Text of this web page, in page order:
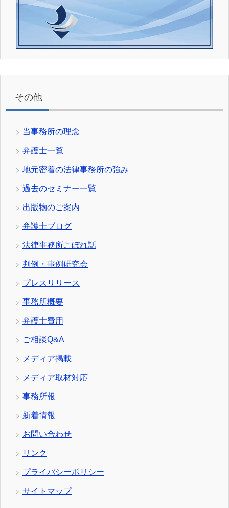
その他
当事務所の理念
弁護士一覧
地元密着の法律事務所の強み
過去のセミナー一覧
出版物のご案内
弁護士ブログ
法律事務所こぼれ話
判例・事例研究会
プレスリリース
事務所概要
弁護士費用
ご相談Q&A
メディア掲載
メディア取材対応
事務所報
新着情報
お問い合わせ
リンク
プライバシーポリシー
サイトマップ